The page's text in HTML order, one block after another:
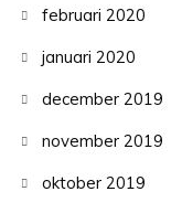
februari 2020
januari 2020
december 2019
november 2019
oktober 2019